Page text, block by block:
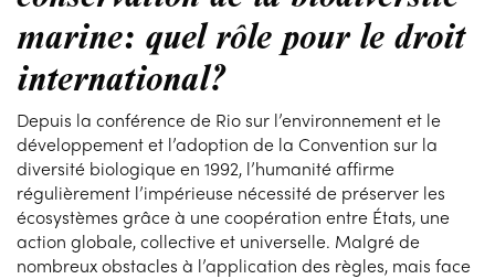
marine: quel rôle pour le droit
international?
Depuis la conférence de Rio sur l’environnement et le
développement et l’adoption de la Convention sur la
diversité biologique en 1992, l’humanité affirme
régulièrement l’impérieuse nécessité de préserver les
écosystèmes grâce à une coopération entre États, une
action globale, collective et universelle. Malgré de
nombreux obstacles à l’application des règles, mais face